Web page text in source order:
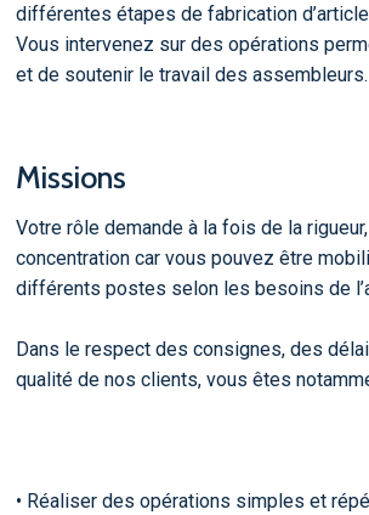
différentes étapes de fabrication
Vous intervenez sur des opérations
et de soutenir le travail des assembleurs.
Missions
Votre rôle demande à la fois de la
concentration car vous pouvez être
différents postes selon les besoins de
Dans le respect des consignes, des
qualité de nos clients, vous êtes
• Réaliser des opérations simples et